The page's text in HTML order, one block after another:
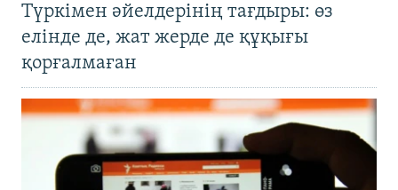
Түркімен әйелдерінің тағдыры: өз
елінде де, жат жерде де құқығы
қорғалмаған